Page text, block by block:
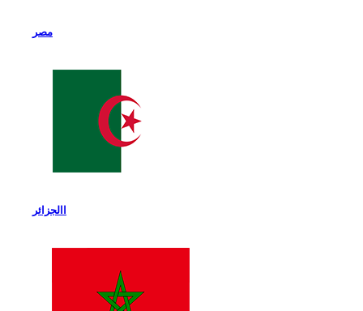
مصر
االجزائر